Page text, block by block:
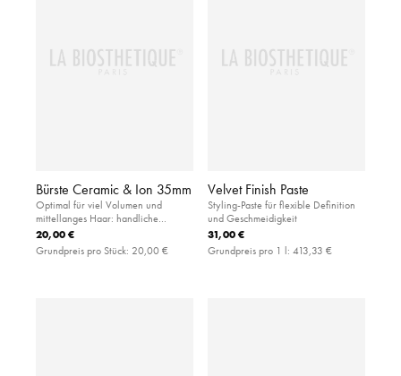
Bürste Ceramic & Ion 35mm
Optimal für viel Volumen und
mittellanges Haar: handliche
Rundbürste aus haar- und
kopfhautfreundlicher Keramik
20,00 €
Grundpreis pro Stück: 20,00 €
Velvet Finish Paste
Styling-Paste für flexible Definition
und Geschmeidigkeit
31,00 €
Grundpreis pro 1 l: 413,33 €